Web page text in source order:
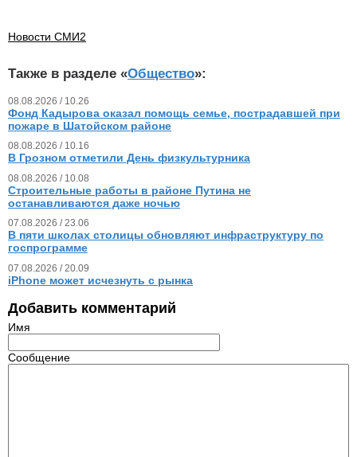
Новости СМИ2
Также в разделе «Общество»:
08.08.2026 / 10.26
Фонд Кадырова оказал помощь семье, пострадавшей при
пожаре в Шатойском районе
08.08.2026 / 10.16
В Грозном отметили День физкультурника
08.08.2026 / 10.08
Строительные работы в районе Путина не
останавливаются даже ночью
07.08.2026 / 23.06
В пяти школах столицы обновляют инфраструктуру по
госпрограмме
07.08.2026 / 20.09
iPhone может исчезнуть с рынка
Добавить комментарий
Имя
Сообщение